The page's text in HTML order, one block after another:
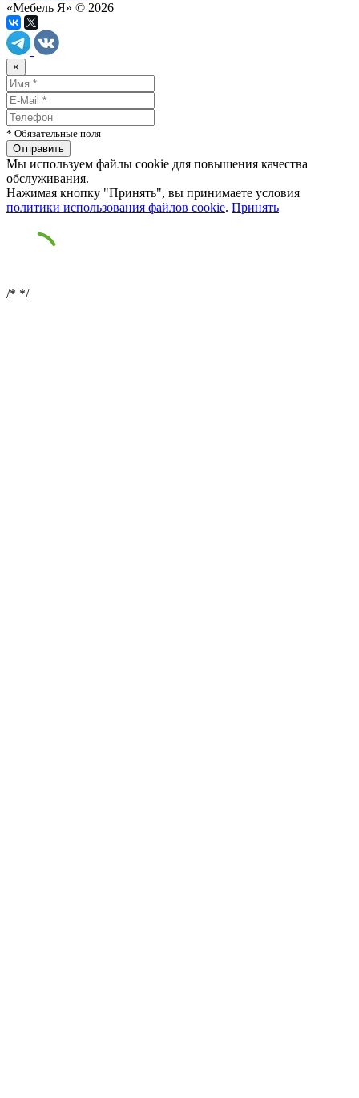
«Мебель Я» © 2026
×
* Обязательные поля
Мы используем файлы cookie для повышения качества
обслуживания.
Нажимая кнопку "Принять", вы принимаете условия
политики использования файлов cookie. Принять
/* */